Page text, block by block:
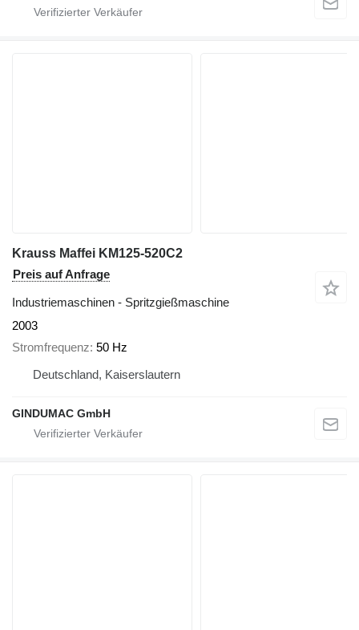
Krauss Maffei KM125-520C2
Preis auf Anfrage
Industriemaschinen - Spritzgießmaschine
2003
Stromfrequenz 50 Hz
Deutschland, Kaiserslautern
GINDUMAC GmbH